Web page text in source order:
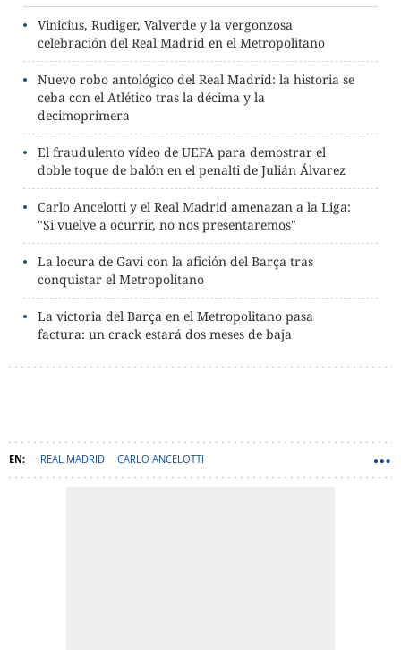
Vinicius, Rudiger, Valverde y la vergonzosa
celebración del Real Madrid en el Metropolitano
Nuevo robo antológico del Real Madrid: la historia se
ceba con el Atlético tras la décima y la
decimoprimera
El fraudulento vídeo de UEFA para demostrar el
doble toque de balón en el penalti de Julián Álvarez
Carlo Ancelotti y el Real Madrid amenazan a la Liga:
"Si vuelve a ocurrir, no nos presentaremos"
La locura de Gavi con la afición del Barça tras
conquistar el Metropolitano
La victoria del Barça en el Metropolitano pasa
factura: un crack estará dos meses de baja
REAL MADRID CARLO ANCELOTTI